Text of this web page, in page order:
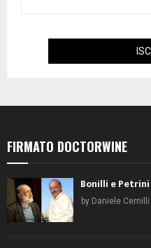
FIRMATO DOCTORWINE
Bonilli e Petrini
by Daniele Cernilli